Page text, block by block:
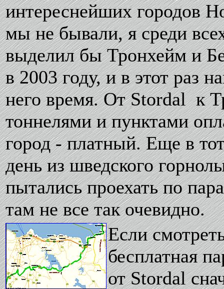
интереснейших городов
мы не бывали, я среди
выделил бы Тронхейм и
в 2003 году, и в этот раз
него время. От Stordal к
тоннелями и пунктами
город - платный. Еще в
день из шведского
пытались проехать по
там не все так очевидно.
Если
бесплатная
от Stordal